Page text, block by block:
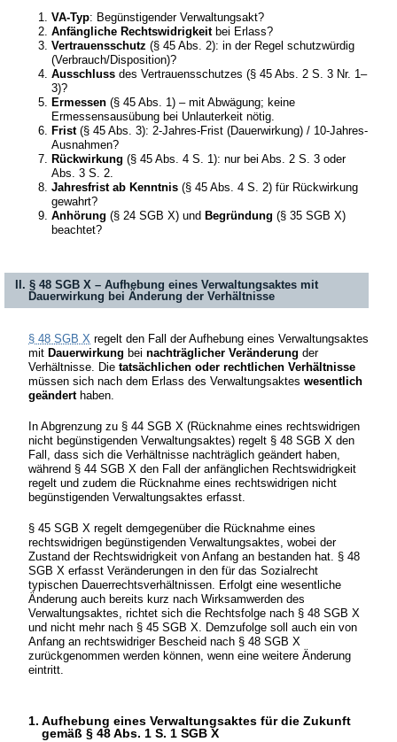
VA-Typ: Begünstigender Verwaltungsakt?
Anfängliche Rechtswidrigkeitbei Erlass?
Vertrauensschutz (§ 45 Abs. 2): in der Regel schutzwürdig
(Verbrauch/Disposition)?
Ausschlussdes Vertrauensschutzes (§ 45 Abs. 2 S. 3 Nr. 1–
3)?
Ermessen(§ 45 Abs. 1) – mit Abwägung; keine
Ermessensausübung bei Unlauterkeit nötig.
Frist(§ 45 Abs. 3): 2-Jahres-Frist (Dauerwirkung) / 10-Jahres-
Ausnahmen?
Rückwirkung (§ 45 Abs. 4 S. 1): nur bei Abs. 2 S. 3 oder
Abs. 3 S. 2.
Jahresfrist ab Kenntnis(§ 45 Abs. 4 S. 2) für Rückwirkung
gewahrt?
Anhörung (§ 24 SGB X) und Begründung (§ 35 SGB X)
beachtet?
II. § 48 SGB X – Aufhebung eines Verwaltungsaktes mit
Dauerwirkung bei Änderung der Verhältnisse
§ 48 SGB X regelt den Fall der Aufhebung eines Verwaltungsaktes
mit Dauerwirkung bei nachträglicher Veränderung der
Verhältnisse. Die tatsächlichen oder rechtlichen Verhältnisse
müssen sich nach dem Erlass des Verwaltungsaktes wesentlich
geänderthaben.
In Abgrenzung zu § 44 SGB X (Rücknahme eines rechtswidrigen
nicht begünstigenden Verwaltungsaktes) regelt § 48 SGB X den
Fall, dass sich die Verhältnisse nachträglich geändert haben,
während § 44 SGB X den Fall der anfänglichen Rechtswidrigkeit
regelt und zudem die Rücknahme eines rechtswidrigen nicht
begünstigenden Verwaltungsaktes erfasst.
§ 45 SGB X regelt demgegenüber die Rücknahme eines
rechtswidrigen begünstigenden Verwaltungsaktes, wobei der
Zustand der Rechtswidrigkeit von Anfang an bestanden hat. § 48
SGB X erfasst Veränderungen in den für das Sozialrecht
typischen Dauerrechtsverhältnissen. Erfolgt eine wesentliche
Änderung auch bereits kurz nach Wirksamwerden des
Verwaltungsaktes, richtet sich die Rechtsfolge nach § 48 SGB X
und nicht mehr nach § 45 SGB X. Demzufolge soll auch ein von
Anfang an rechtswidriger Bescheid nach § 48 SGB X
zurückgenommen werden können, wenn eine weitere Änderung
eintritt.
1. Aufhebung eines Verwaltungsaktes für die Zukunft
gemäß § 48 Abs. 1 S. 1 SGB X